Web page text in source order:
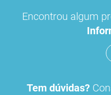
Encontrou algum
Tem dúvidas?